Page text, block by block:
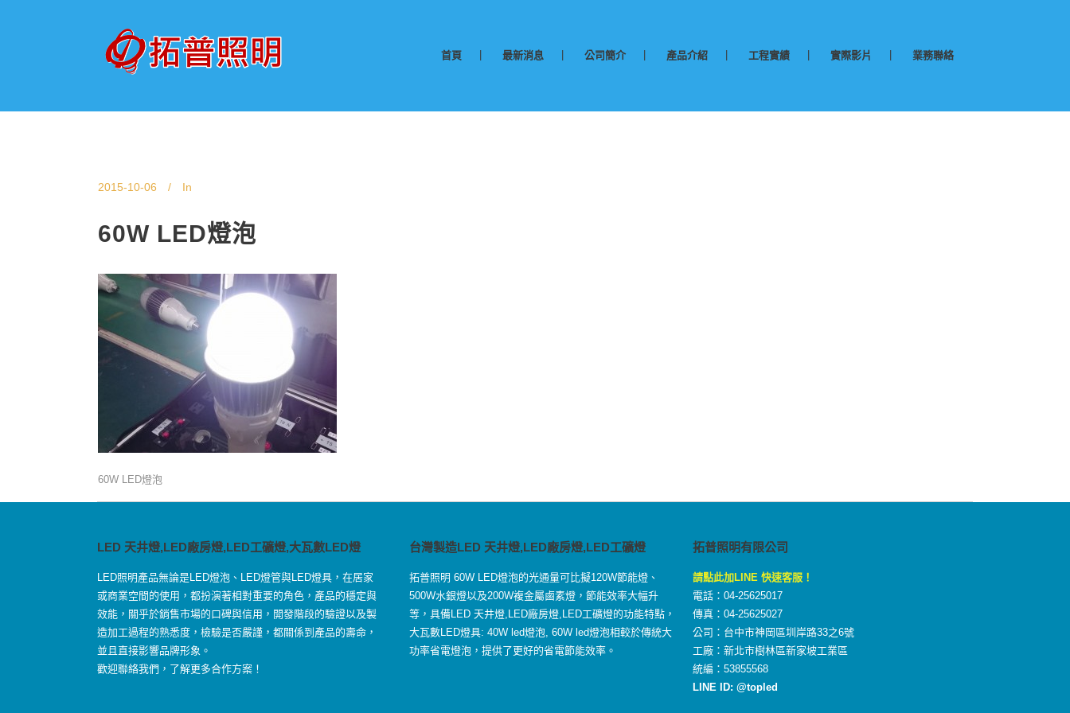
首頁 最新消息 公司簡介 產品介紹 工程實績 實際影片 業務聯絡
2015-10-06 In
60W LED燈泡
60W LED燈泡
LED 天井燈,LED廠房燈,LED工礦燈,大瓦數LED燈
LED照明產品無論是LED燈泡、LED燈管與LED燈具，在居家
或商業空間的使用，都扮演著相對重要的角色，產品的穩定與
效能，關乎於銷售市場的口碑與信用，開發階段的驗證以及製
造加工過程的熟悉度，檢驗是否嚴謹，都關係到產品的壽命，
並且直接影響品牌形象。
歡迎聯絡我們，了解更多合作方案！
台灣製造LED 天井燈,LED廠房燈,LED工礦燈
拓普照明 60W LED燈泡的光通量可比擬120W節能燈、
500W水銀燈以及200W複金屬鹵素燈，節能效率大幅升
等，具備LED 天井燈,LED廠房燈,LED工礦燈的功能特點，
大瓦數LED燈具: 40W led燈泡, 60W led燈泡相較於傳統大
功率省電燈泡，提供了更好的省電節能效率。
拓普照明有限公司
請點此加LINE 快速客服！
電話：04-25625017
傳真：04-25625027
公司：台中市神岡區圳岸路33之6號
工廠：新北市樹林區新家坡工業區
統編：53855568
LINE ID: @topled